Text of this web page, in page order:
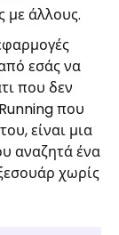
με άλλους.
εσάς να
που δεν
που
είναι μια
αναζητά ένα
χωρίς